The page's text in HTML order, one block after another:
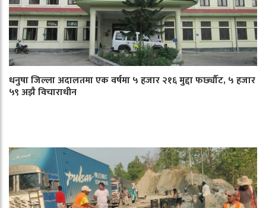
धनुषा जिल्ला अदालतमा एक वर्षमा ५ हजार २१६ मुद्दा फर्छ्यौट, ५ हजार
५९ अझै विचाराधीन